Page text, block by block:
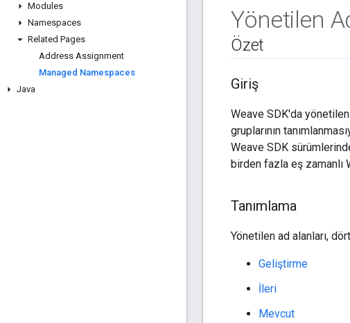
Modules
Namespaces
Related Pages
Address Assignment
Managed Namespaces
Java
Yönetilen
Özet
Giriş
Weave SDK'da
gruplarının
Weave SDK
birden fazla eş zamanlı
Tanımlama
Yönetilen ad alanları,
Geliştirme
İleri
Mevcut